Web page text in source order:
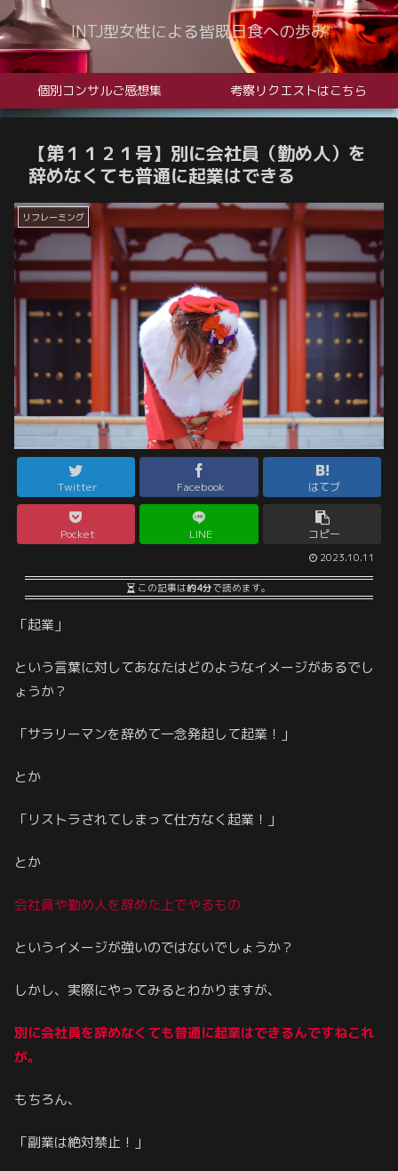
INTJ型女性による皆既日食への歩み
個別コンサルご感想集 考察リクエストはこちら
【第１１２１号】別に会社員（勤め人）を
辞めなくても普通に起業はできる
リフレーミング
Twitter Facebook はてブ
Pocket LINE コピー
2023.10.11
この記事は約4分で読めます。
「起業」
という言葉に対してあなたはどのようなイメージがあるでし
ょうか？
「サラリーマンを辞めて一念発起して起業！」
とか
「リストラされてしまって仕方なく起業！」
とか
会社員や勤め人を辞めた上でやるもの
というイメージが強いのではないでしょうか？
しかし、実際にやってみるとわかりますが、
別に会社員を辞めなくても普通に起業はできるんですねこれ
が。
もちろん、
「副業は絶対禁止！」